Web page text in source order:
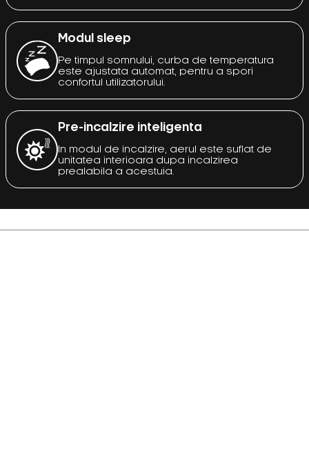
Modul sleep
Pe timpul somnului, curba de temperatura
este ajustata automat, pentru a spori
confortul utilizatorului.
Pre-incalzire inteligenta
In modul de incalzire, aerul este suflat de
unitatea interioara dupa incalzirea
prealabila a acestuia.